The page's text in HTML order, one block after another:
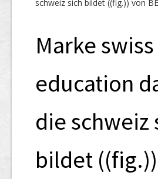
Links
schweiz sich bildet ((fig.)) von
Marke swiss
education
die schweiz
bildet